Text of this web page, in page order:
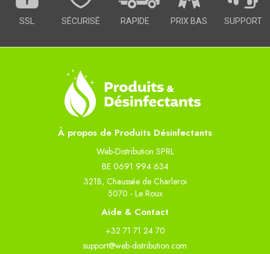
SSL SÉCURISÉ RAPIDE PRIX BAS SUPPORT
À propos de Produits Désinfectants
Web-Distribution SPRL
BE 0691 994 634
321B, Chaussée de Charleroi
5070 - Le Roux
Aide & Contact
+32 71 71 24 70
support@web-distribution.com